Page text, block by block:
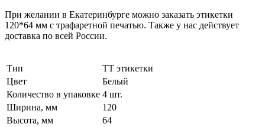
При желании в Екатеринбурге можно заказать этикетки
120*64 мм с трафаретной печатью. Также у нас действует
доставка по всей России.
Тип
ТТ этикетки
Цвет
Белый
Количество в упаковке 4 шт.
Ширина, мм
120
Высота, мм
64